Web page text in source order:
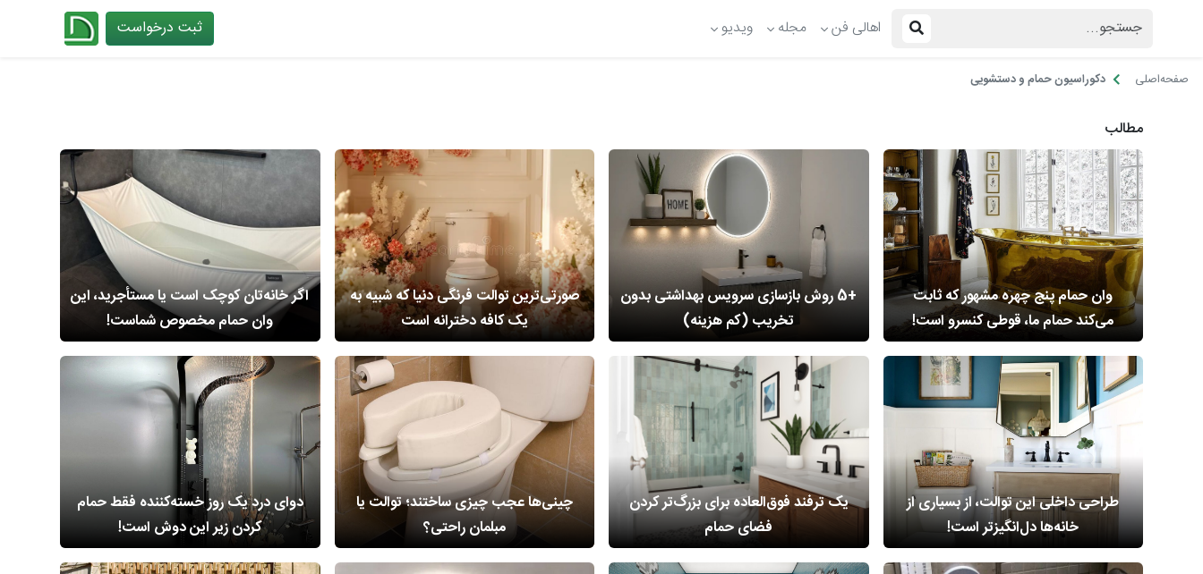
اهالی فن مجله ویدیو ثبت درخواست
صفحه‌اصلی دکوراسیون حمام و دستشویی
مطالب
وان حمام پنج چهره مشهور که ثابت
می‌کند حمام ما، قوطی کنسرو است!
+5 روش بازسازی سرویس بهداشتی بدون
تخریب (کم هزینه)
صورتی‌ترین توالت فرنگی دنیا که شبیه به
یک کافه دخترانه است
اگر خانه‌تان کوچک است یا مستأجرید، این
وان حمام مخصوص شماست!
طراحی داخلی این توالت، از بسیاری از
خانه‌ها دل‌انگیزتر است!
یک ترفند فوق‌العاده برای بزرگ‌‌تر کردن
فضای حمام
چینی‌ها عجب چیزی ساختند؛ توالت یا
مبلمان راحتی؟
دوای درد یک روز خسته‌کننده فقط حمام
کردن زیر این دوش است!